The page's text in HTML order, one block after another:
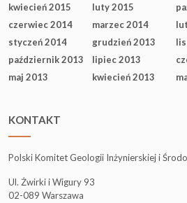
kwiecień 2015
luty 2015
czerwiec 2014
marzec 2014
styczeń 2014
grudzień 2013
październik 2013
lipiec 2013
maj 2013
kwiecień 2013
KONTAKT
Polski Komitet Geologii Inżynierskiej i
Ul. Żwirki i Wigury 93
02-089 Warszawa